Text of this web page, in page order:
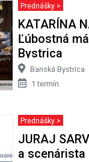
Prednášky >
KATARÍNA
Ľúbostná
Bystrica
Banská Bystrica
1 termín
Prednášky >
JURAJ SARVAŠ herec,
a scenárista